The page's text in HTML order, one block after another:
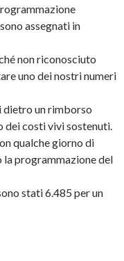
assegnati in
non riconosciuto
uno dei nostri numeri
dietro un rimborso
dei costi vivi sostenuti.
qualche giorno di
programmazione del
stati 6.485 per un